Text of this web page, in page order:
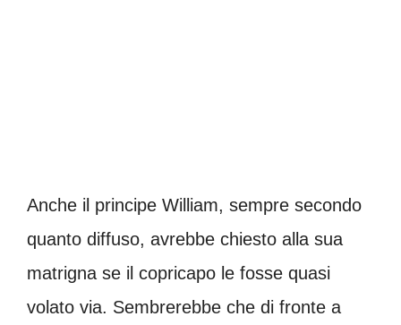
Anche il principe William, sempre secondo
quanto diffuso, avrebbe chiesto alla sua
matrigna se il copricapo le fosse quasi
volato via. Sembrerebbe che di fronte a